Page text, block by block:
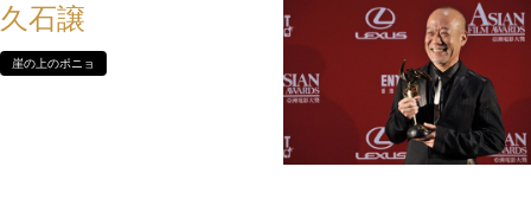
久石譲
崖の上のポニョ